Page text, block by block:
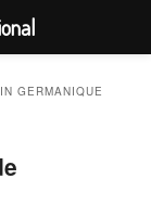
GERMANIQUE